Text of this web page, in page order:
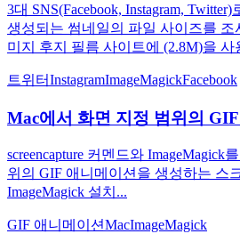
3대 SNS(Facebook, Instagram,
생성되는 썸네일의 파일 사이즈를 조
미지 후지 필름 사이트에 (2.8M)을 사
트위터InstagramImageMagickFacebook
Mac에서 화면 지정 범위의
screencapture 커멘드와 ImageMagick
위의 GIF 애니메이션을 생성하는 스
ImageMagick 설치...
GIF 애니메이션MacImageMagick